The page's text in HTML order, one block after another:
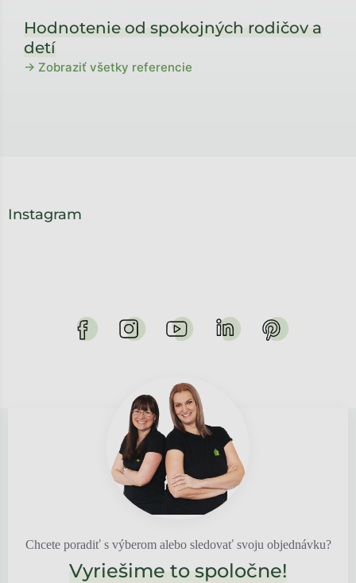
Hodnotenie od spokojných rodičov a
detí
→ Zobraziť všetky referencie
Instagram
Chcete poradiť s výberom alebo sledovať svoju objednávku?
Vyriešime to spoločne!